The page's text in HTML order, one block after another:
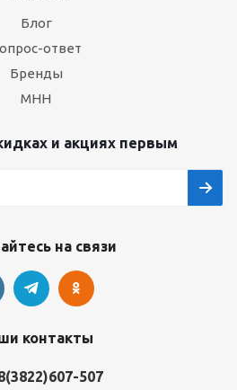
Блог
ответ
Бренды
МНН
и акциях первым
на связи
контакты
507